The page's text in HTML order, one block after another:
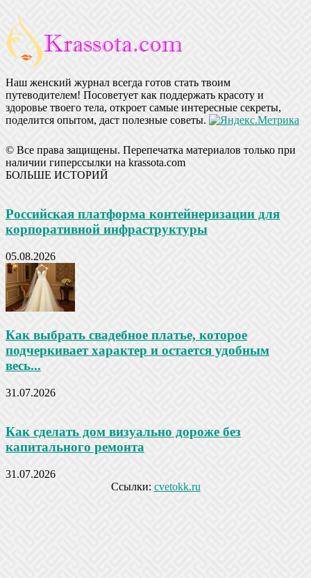
Наш женский журнал всегда готов стать твоим
путеводителем! Посоветует как поддержать красоту и
здоровье твоего тела, откроет самые интересные секреты,
поделится опытом, даст полезные советы.
© Все права защищены. Перепечатка материалов только при
наличии гиперссылки на krassota.com
БОЛЬШЕ ИСТОРИЙ
Российская платформа контейнеризации для
корпоративной инфраструктуры
05.08.2026
Как выбрать свадебное платье, которое
подчеркивает характер и остается удобным
весь...
31.07.2026
Как сделать дом визуально дороже без
капитального ремонта
31.07.2026
Ссылки: cvetokk.ru